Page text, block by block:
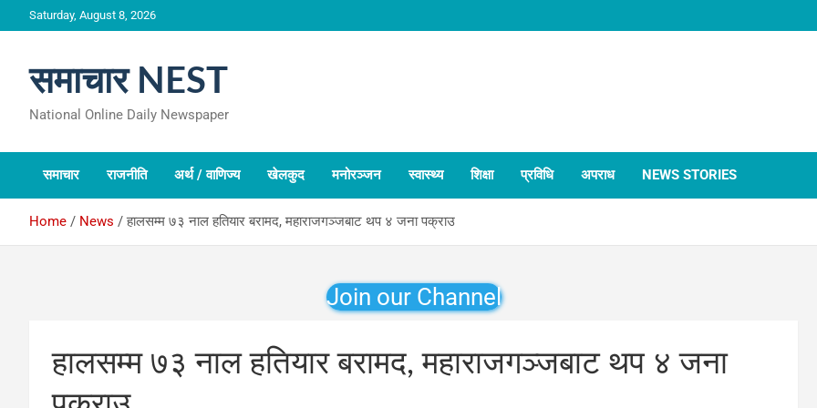
to
Saturday, August 8, 2026
समाचार NEST
National Online Daily Newspaper
समाचार राजनीति अर्थ / वाणिज्य खेलकुद मनोरञ्जन स्वास्थ्य शिक्षा प्रविधि अपराध NEWS STORIES
Home News हालसम्म ७३ नाल हतियार बरामद, महाराजगञ्जबाट थप ४ जना पक्राउ
Join our Channel
हालसम्म ७३ नाल हतियार बरामद, महाराजगञ्जबाट थप ४ जना